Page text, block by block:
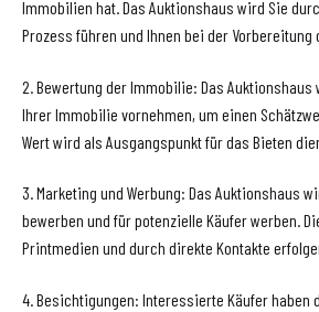
Immobilien hat. Das Auktionshaus wird Sie
Prozess führen und Ihnen bei der
2. Bewertung der Immobilie: Das Auktionshaus
Ihrer Immobilie vornehmen, um einen
Wert wird als Ausgangspunkt für das Bieten
3. Marketing und Werbung: Das Auktionshaus
bewerben und für potenzielle Käufer werben.
Printmedien und durch direkte Kontakte
4. Besichtigungen: Interessierte Käufer haben